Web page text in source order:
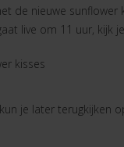
de nieuwe sunflower
live om 11 uur, kijk
je later terugkijken